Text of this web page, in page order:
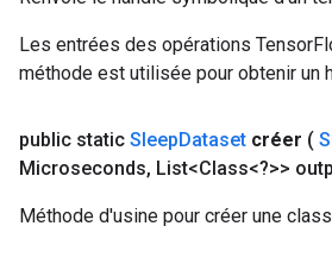
Les entrées des opérations
méthode est utilisée pour obtenir un
public static SleepDataset créer (
Microseconds, List<Class<?>>
Méthode d'usine pour créer une